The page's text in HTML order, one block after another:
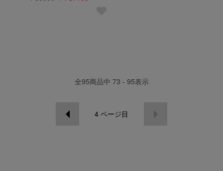
全95商品中 73 - 95表示
4 ページ目